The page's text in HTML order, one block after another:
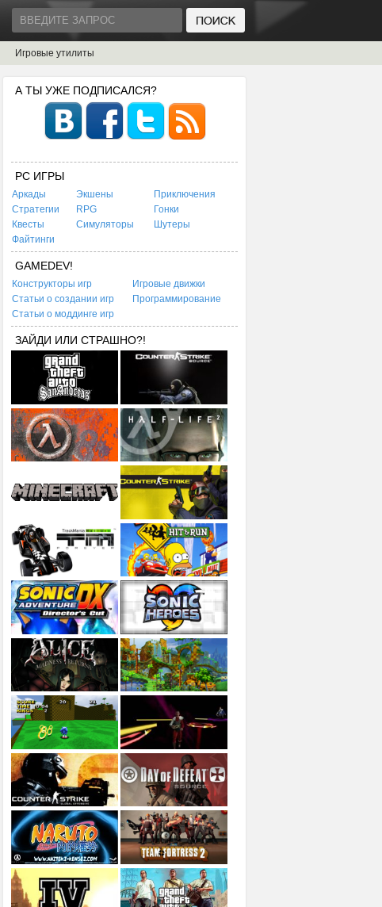
Игровые утилиты
А ТЫ УЖЕ ПОДПИСАЛСЯ?
PC ИГРЫ
Аркады Экшены
Приключения
Стратегии
RPG
Гонки
Квесты
Симуляторы
Шутеры
Файтинги
GAMEDEV!
Конструкторы игр
Игровые движки
Статьи о создании игр
Программирование
Статьи о моддинге игр
ЗАЙДИ ИЛИ СТРАШНО?!